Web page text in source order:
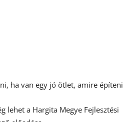
ha van egy jó ötlet, amire építeni
lehet a Hargita Megye Fejlesztési